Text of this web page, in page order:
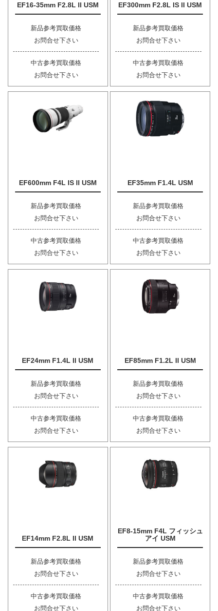
EF16-35mm F2.8L II USM
新品参考買取価格
お問合せ下さい
中古参考買取価格
お問合せ下さい
EF300mm F2.8L IS II USM
新品参考買取価格
お問合せ下さい
中古参考買取価格
お問合せ下さい
EF600mm F4L IS II USM
新品参考買取価格
お問合せ下さい
中古参考買取価格
お問合せ下さい
EF35mm F1.4L USM
新品参考買取価格
お問合せ下さい
中古参考買取価格
お問合せ下さい
EF24mm F1.4L II USM
新品参考買取価格
お問合せ下さい
中古参考買取価格
お問合せ下さい
EF85mm F1.2L II USM
新品参考買取価格
お問合せ下さい
中古参考買取価格
お問合せ下さい
EF14mm F2.8L II USM
新品参考買取価格
お問合せ下さい
中古参考買取価格
お問合せ下さい
EF8-15mm F4L フィッシュ
アイ USM
新品参考買取価格
お問合せ下さい
中古参考買取価格
お問合せ下さい